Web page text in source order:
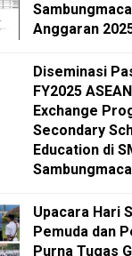
Anggaran
Diseminasi
FY2025
Exchange
Secondary
Education di
Upacara Hari
Pemuda dan
Purna Tugas